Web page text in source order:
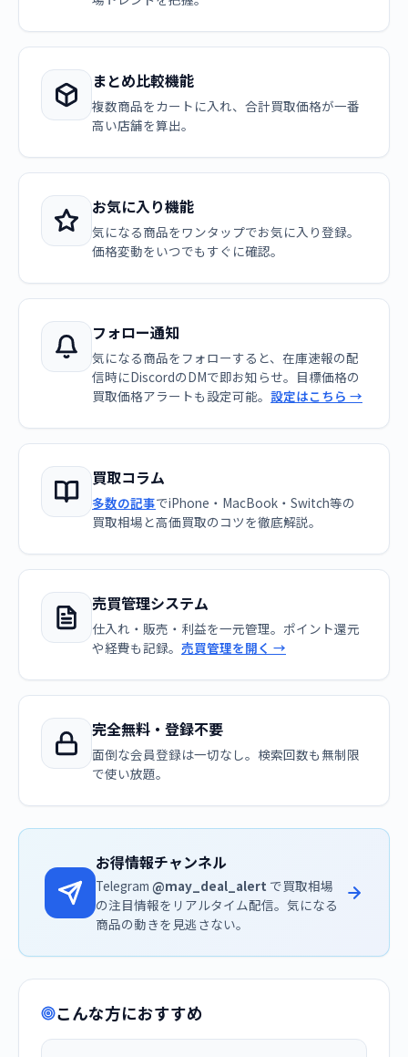
まとめ比較機能
複数商品をカートに入れ、合計買取価格が一番
高い店舗を算出。
お気に入り機能
気になる商品をワンタップでお気に入り登録。
価格変動をいつでもすぐに確認。
フォロー通知
気になる商品をフォローすると、在庫速報の配
信時にDiscordのDMで即お知らせ。目標価格の
買取価格アラートも設定可能。 設定はこちら →
買取コラム
多数の記事でiPhone・MacBook・Switch等の
買取相場と高価買取のコツを徹底解説。
売買管理システム
仕入れ・販売・利益を一元管理。ポイント還元
や経費も記録。 売買管理を開く →
完全無料・登録不要
面倒な会員登録は一切なし。検索回数も無制限
で使い放題。
お得情報チャンネル
Telegram @may_deal_alert で買取相場
の注目情報をリアルタイム配信。気になる
商品の動きを見逃さない。
こんな方におすすめ